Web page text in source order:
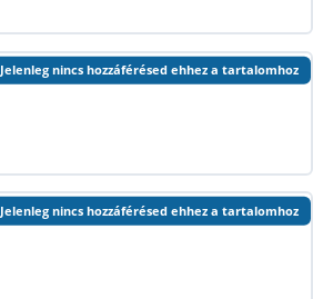
Jelenleg nincs hozzáférésed ehhez a tartalomhoz
Jelenleg nincs hozzáférésed ehhez a tartalomhoz